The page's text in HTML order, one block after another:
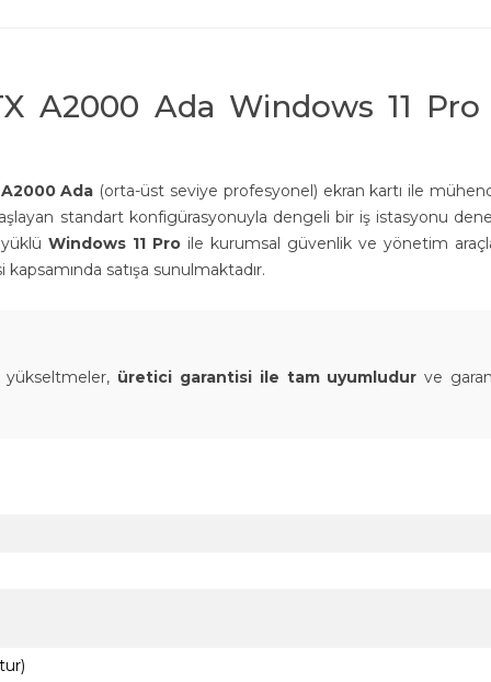
A2000 Ada Windows 11
A2000 Ada (orta-üst seviye profesyonel) ekran kartı ile
standart konfigürasyonuyla dengeli bir iş istasyonu
Windows 11 Pro ile kurumsal güvenlik ve yönetim
satışa sunulmaktadır.
yükseltmeler, üretici garantisi ile tam uyumludur ve